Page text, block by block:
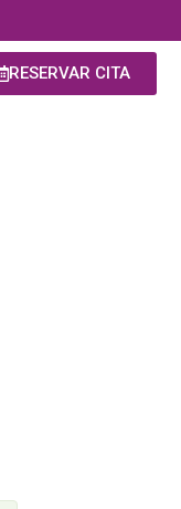
RESERVAR CITA